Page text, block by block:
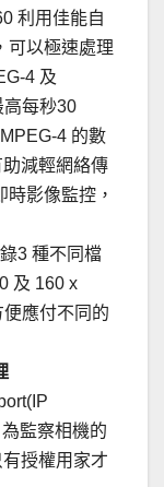
利用佳能自
可以極速處理
4 及
高每秒30
4 的數
減輕網絡傳
影像監控，
3 種不同檔
及 160 x
應付不同的
監察相機的
授權用家才